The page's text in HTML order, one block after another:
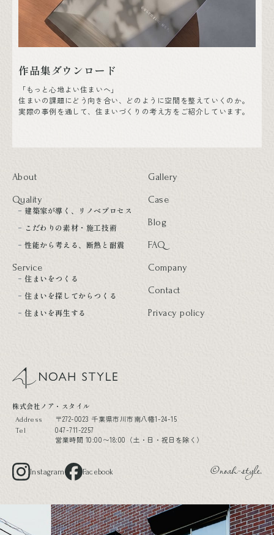
作品集ダウンロード
「もっと心地よい住まいへ」
住まいの課題にどう向き合い、どのように空間を整えていくのか。
実際の事例を通して、住まいづくりの考え方をご紹介しています。
About
Quality
建築家が導く、リノベプロセス
こだわりの素材・施工技術
性能から考える、断熱と耐震
Service
住まいをつくる
住まいを探してからつくる
住まいを再生する
Gallery
Case
Blog
FAQ
Company
Contact
Privacy policy
noah style
株式会社ノア・スタイル
Address 〒272-0023 千葉県市川市南八幡1-24-15
Tel
047-711-2257
営業時間 10:00〜18:00（土・日・祝日を除く）
Instagram Facebook